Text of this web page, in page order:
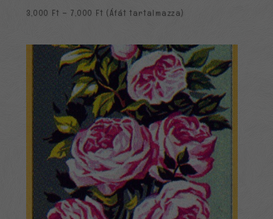
3,000 Ft – 7,000 Ft Ártartomány:
7,000 Ft
(Áfát tartalmazza)